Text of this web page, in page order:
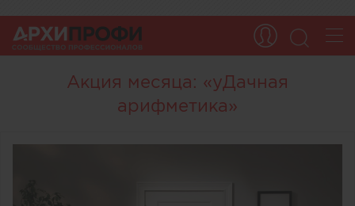
Акция месяца: «уДачная
арифметика»